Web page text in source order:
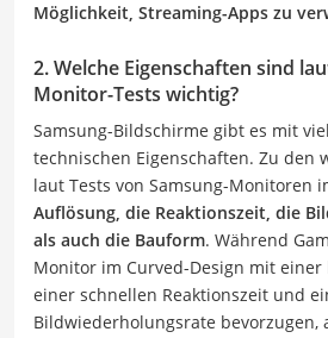
Möglichkeit, Streaming-Apps zu
2. Welche Eigenschaften sind
Monitor-Tests wichtig?
Samsung-Bildschirme gibt es mit
technischen Eigenschaften. Zu den
laut Tests von Samsung-Monitoren
Auflösung, die Reaktionszeit, die
als auch die Bauform. Während
Monitor im Curved-Design mit einer
einer schnellen Reaktionszeit und
Bildwiederholungsrate bevorzugen,